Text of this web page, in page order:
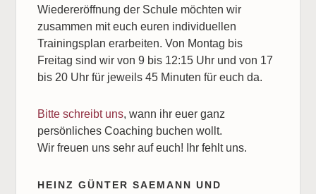
Wiedereröffnung der Schule möchten wir
zusammen mit euch euren individuellen
Trainingsplan erarbeiten. Von Montag bis
Freitag sind wir von 9 bis 12:15 Uhr und von 17
bis 20 Uhr für jeweils 45 Minuten für euch da.
Bitte schreibt uns, wann ihr euer ganz
persönliches Coaching buchen wollt.
Wir freuen uns sehr auf euch! Ihr fehlt uns.
HEINZ GÜNTER SAEMANN UND